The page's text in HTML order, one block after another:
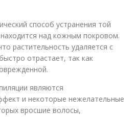
способ устранения той
над кожным покровом.
растительность удаляется с
отрастает, так как
являются
и некоторые нежелательные
вросшие волосы,